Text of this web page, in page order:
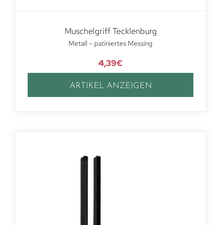
Muschelgriff Tecklenburg
Metall – patiniertes Messing
4,39€
ARTIKEL ANZEIGEN